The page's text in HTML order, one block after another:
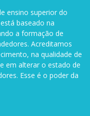
ensino superior do
baseado na
a formação de
Acreditamos
na qualidade de
em alterar o estado de
Esse é o poder da